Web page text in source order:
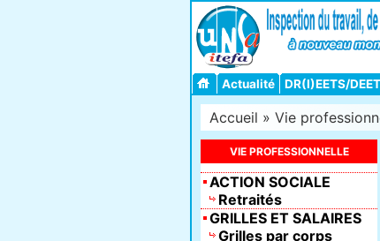
Actualité DR(I)EETS/
Accueil » Vie
VIE PROFESSIONNELLE
ACTION SOCIALE
Retraités
GRILLES ET SALAIRES
Grilles par corps